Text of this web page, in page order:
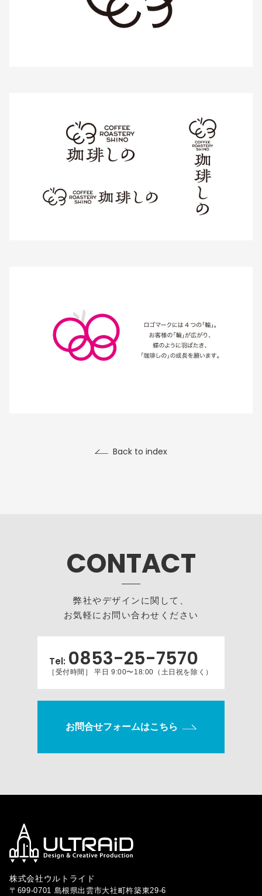
Back to index
CONTACT
弊社やデザインに関して、
お気軽にお問い合わせください
Tel: 0853-25-7570
［受付時間］ 平日 9:00〜18:00（土日祝を除く）
お問合せフォームはこちら
株式会社ウルトライド
〒699-0701 島根県出雲市大社町杵築東29-6